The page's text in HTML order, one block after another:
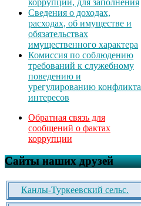
Сведения о доходах,
расходах, об имуществе и
обязательствах
имущественного характера
Комиссия по соблюдению
требований к служебному
поведению и
урегулированию конфликта
интересов
Обратная связь для
сообщений о фактах
коррупции
Сайты наших друзей
Канлы-Туркеевский сельс.